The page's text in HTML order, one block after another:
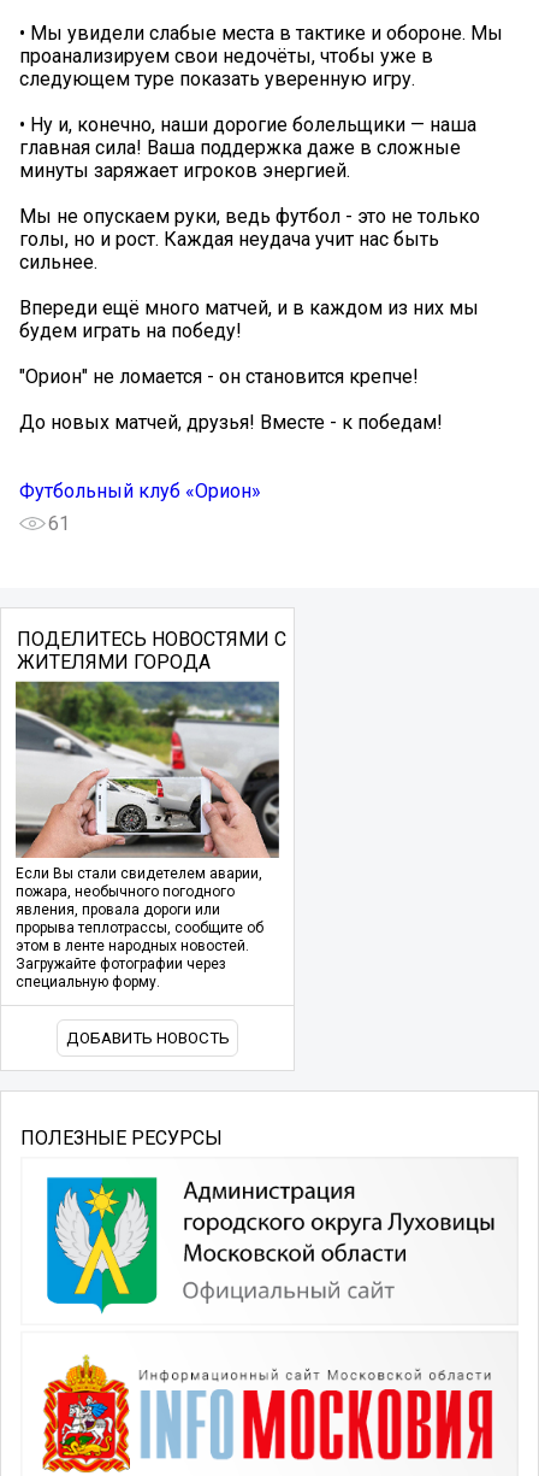
• Мы увидели слабые места в тактике и обороне. Мы
проанализируем свои недочёты, чтобы уже в
следующем туре показать уверенную игру.
• Ну и, конечно, наши дорогие болельщики — наша
главная сила! Ваша поддержка даже в сложные
минуты заряжает игроков энергией.
Мы не опускаем руки, ведь футбол - это не только
голы, но и рост. Каждая неудача учит нас быть
сильнее.
Впереди ещё много матчей, и в каждом из них мы
будем играть на победу!
"Орион" не ломается - он становится крепче!
До новых матчей, друзья! Вместе - к победам!
Футбольный клуб «Орион»
61
ПОДЕЛИТЕСЬ НОВОСТЯМИ С
ЖИТЕЛЯМИ ГОРОДА
Если Вы стали свидетелем аварии,
пожара, необычного погодного
явления, провала дороги или
прорыва теплотрассы, сообщите об
этом в ленте народных новостей.
Загружайте фотографии через
специальную форму.
ДОБАВИТЬ НОВОСТЬ
ПОЛЕЗНЫЕ РЕСУРСЫ